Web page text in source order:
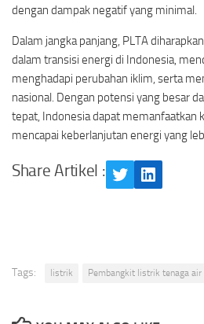
dengan dampak negatif yang minimal.
Dalam jangka panjang, PLTA
dalam transisi energi di Indonesia,
menghadapi perubahan iklim, serta
nasional. Dengan potensi yang besar
tepat, Indonesia dapat memanfaatkan
mencapai keberlanjutan energi yang
Share Artikel :
TwitterLinkedIn
Tags: listrik Pembangkit listrik tenaga air